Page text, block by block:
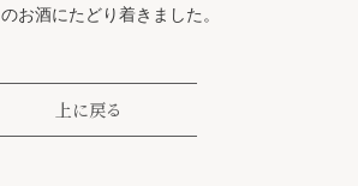
のお酒にたどり着きました。
上に戻る